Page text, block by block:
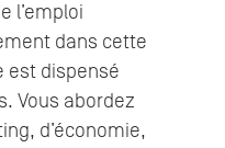
l’emploi
dans cette
est dispensé
Vous abordez
d’économie,